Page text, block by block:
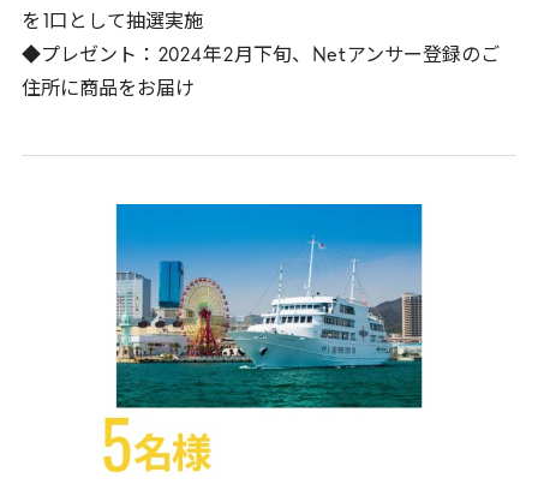
を
口として抽選実施
◆プレゼント： 2024年2月下旬、 Net アンサー登録のご
住所に商品をお届け